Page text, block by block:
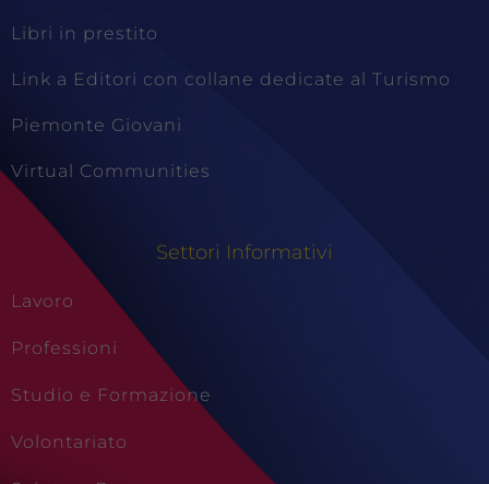
Libri in prestito
Link a Editori con collane dedicate al Turismo
Piemonte Giovani
Virtual Communities
Settori Informativi
Lavoro
Professioni
Studio e Formazione
Volontariato